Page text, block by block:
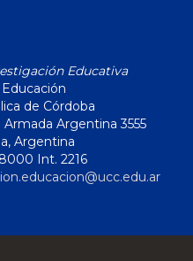
Educativa
de Córdoba
Argentina 3555
Argentina
Int. 2216